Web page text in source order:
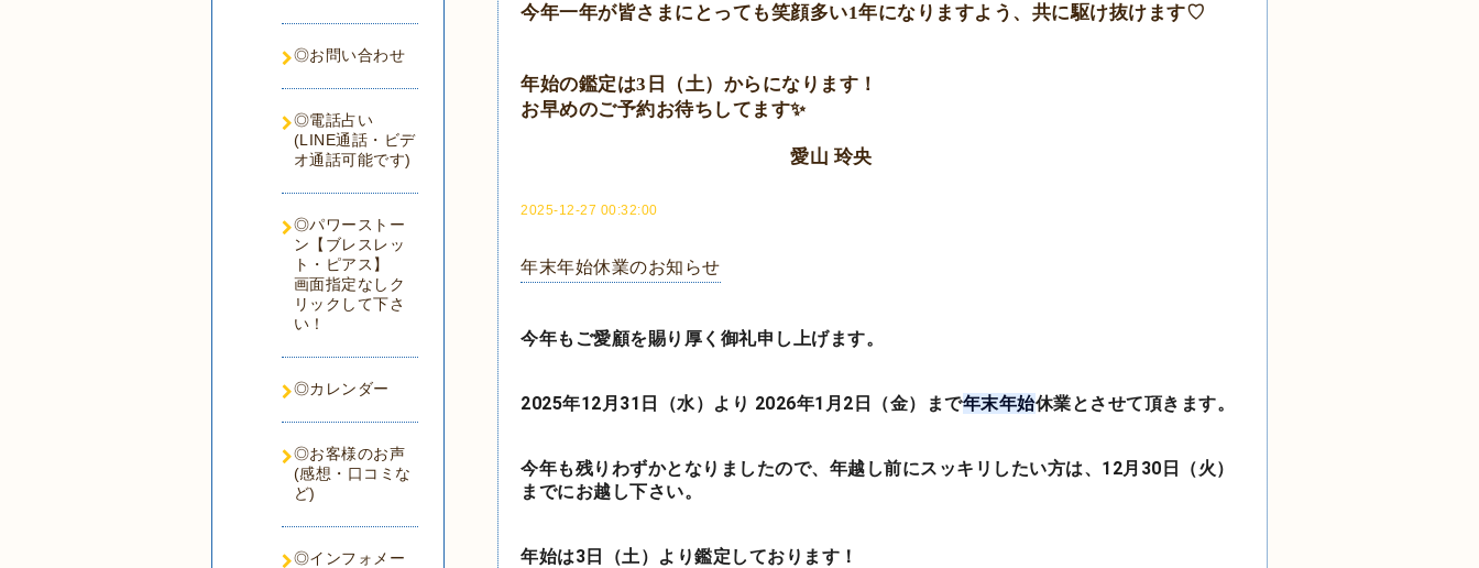
今年一年が皆さまにとっても笑顔多い1年になりますよう、共に駆け抜けます♡
年始の鑑定は3日（土）からになります！
お早めのご予約お待ちしてます✨
愛山 玲央
2025-12-27 00:32:00
年末年始休業のお知らせ
今年もご愛顧を賜り厚く御礼申し上げます。
2025年12月31日（水）より 2026年1月2日（金）まで年末年始休業とさせて頂きます。
今年も残りわずかとなりましたので、年越し前にスッキリしたい方は、12月30日（火）
までにお越し下さい。
年始は3日（土）より鑑定しております！
◎お問い合わせ
◎電話占い
(LINE通話・ビデ
オ通話可能です)
◎パワーストー
ン【ブレスレッ
ト・ピアス】
画面指定なしク
リックして下さ
い！
◎カレンダー
◎お客様のお声
(感想・口コミな
ど)
◎インフォメー